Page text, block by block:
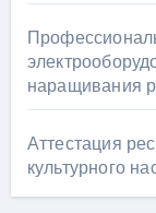
наращивания
Аттестация
культурного